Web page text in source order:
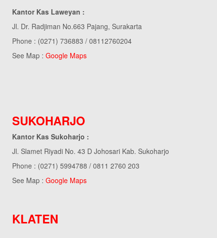
Kantor Kas Laweyan :
Jl. Dr. Radjiman No.663 Pajang, Surakarta
Phone : (0271) 736883 / 08112760204
See Map : Google Maps
SUKOHARJO
Kantor Kas Sukoharjo :
Jl. Slamet Riyadi No. 43 D Johosari Kab. Sukoharjo
Phone : (0271) 5994788 / 0811 2760 203
See Map : Google Maps
KLATEN